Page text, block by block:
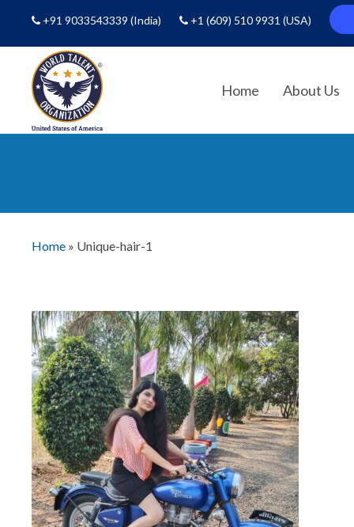
+91 9033543339(India) +1 (609) 510 9931 (USA)
Home About Us
Home » Unique-hair-1